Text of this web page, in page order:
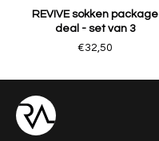
REVIVE sokken package
deal - set van 3
€32,50